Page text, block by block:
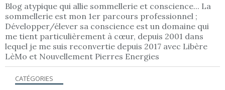
Blog atypique qui allie sommellerie et conscience... La
sommellerie est mon 1er parcours professionnel ;
Développer/élever sa conscience est un domaine qui
me tient particulièrement à cœur, depuis 2001 dans
lequel je me suis reconvertie depuis 2017 avec Libère
LèMo et Nouvellement Pierres Energies
CATÉGORIES